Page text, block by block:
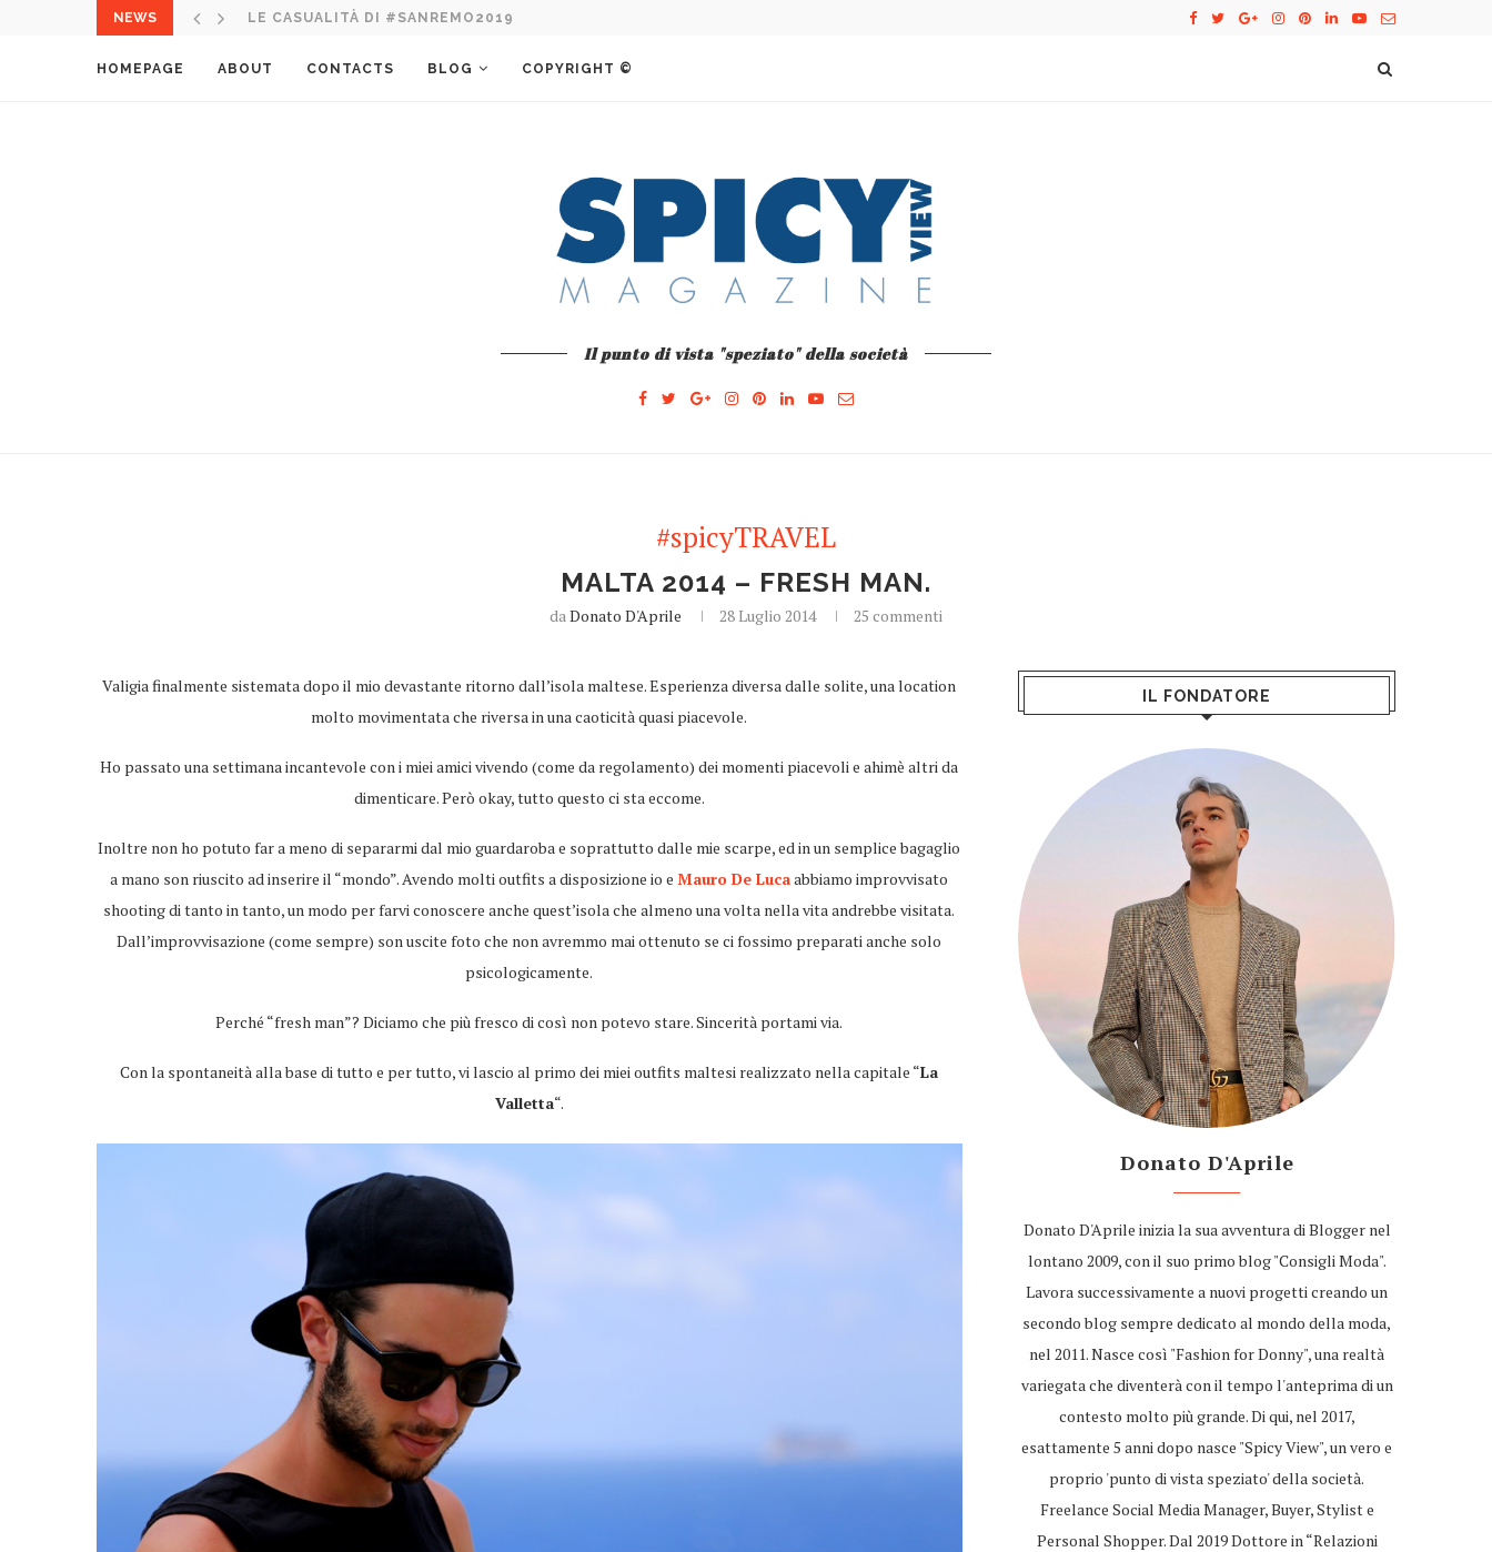
NEWS ITALIA NEL MONDO: 10 CORSO COMO E L’AVVENTURA...
HOMEPAGE ABOUT CONTACTS BLOG COPYRIGHT ©
Il punto di vista "speziato" della società
#spicyTRAVEL
MALTA 2014 – FRESH MAN.
daDonato D'Aprile 28 Luglio 2014 25 commenti
Valigia finalmente sistemata dopo il mio devastante ritorno dall’isola maltese. Esperienza diversa dalle solite, una location
molto movimentata che riversa in una caoticità quasi piacevole.
Ho passato una settimana incantevole con i miei amici vivendo (come da regolamento) dei momenti piacevoli e ahimè altri da
dimenticare. Però okay, tutto questo ci sta eccome.
Inoltre non ho potuto far a meno di separarmi dal mio guardaroba e soprattutto dalle mie scarpe, ed in un semplice bagaglio
a mano son riuscito ad inserire il “mondo”. Avendo molti outfits a disposizione io eMauro De Lucaabbiamo improvvisato
shooting di tanto in tanto, un modo per farvi conoscere anche quest’isola che almeno una volta nella vita andrebbe visitata.
Dall’improvvisazione (come sempre) son uscite foto che non avremmo mai ottenuto se ci fossimo preparati anche solo
psicologicamente.
Perché “fresh man”? Diciamo che più fresco di così non potevo stare. Sincerità portami via.
Con la spontaneità alla base di tutto e per tutto, vi lascio al primo dei miei outfits maltesi realizzato nella capitale “La
Valletta“.
IL FONDATORE
Donato D'Aprile
Donato D'Aprile inizia la sua avventura di Blogger nel
lontano 2009, con il suo primo blog "Consigli Moda".
Lavora successivamente a nuovi progetti creando un
secondo blog sempre dedicato al mondo della moda,
nel 2011. Nasce così "Fashion for Donny", una realtà
variegata che diventerà con il tempo l'anteprima di un
contesto molto più grande. Di qui, nel 2017,
esattamente 5 anni dopo nasce "Spicy View", un vero e
proprio 'punto di vista speziato' della società.
Freelance Social Media Manager, Buyer, Stylist e
Personal Shopper. Dal 2019 Dottore in “Relazioni